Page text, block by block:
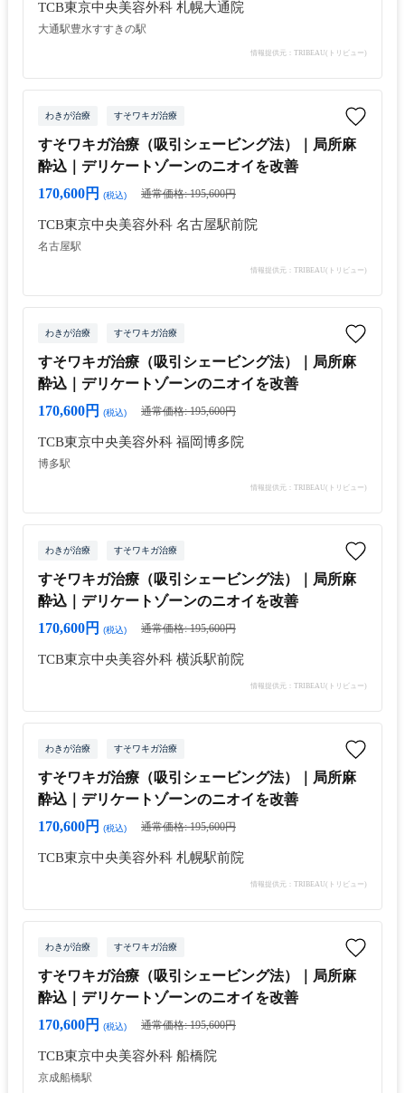
TCB東京中央美容外科 札幌大通院
大通駅豊水すすきの駅
情報提供元：TRIBEAU(トリビュー)
わきが治療 すそワキガ治療
すそワキガ治療（吸引シェービング法）｜局所麻
酔込｜デリケートゾーンのニオイを改善
170,600円
(税込) 通常価格: 195,600円
TCB東京中央美容外科 名古屋駅前院
名古屋駅
情報提供元：TRIBEAU(トリビュー)
わきが治療 すそワキガ治療
すそワキガ治療（吸引シェービング法）｜局所麻
酔込｜デリケートゾーンのニオイを改善
170,600円
(税込) 通常価格: 195,600円
TCB東京中央美容外科 福岡博多院
博多駅
情報提供元：TRIBEAU(トリビュー)
わきが治療 すそワキガ治療
すそワキガ治療（吸引シェービング法）｜局所麻
酔込｜デリケートゾーンのニオイを改善
170,600円
(税込) 通常価格: 195,600円
TCB東京中央美容外科 横浜駅前院
情報提供元：TRIBEAU(トリビュー)
わきが治療 すそワキガ治療
すそワキガ治療（吸引シェービング法）｜局所麻
酔込｜デリケートゾーンのニオイを改善
170,600円
(税込) 通常価格: 195,600円
TCB東京中央美容外科 札幌駅前院
情報提供元：TRIBEAU(トリビュー)
わきが治療 すそワキガ治療
すそワキガ治療（吸引シェービング法）｜局所麻
酔込｜デリケートゾーンのニオイを改善
170,600円
(税込) 通常価格: 195,600円
TCB東京中央美容外科 船橋院
京成船橋駅